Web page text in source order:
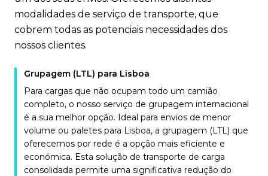
modalidades de serviço de transporte, que
cobrem todas as potenciais necessidades dos
nossos clientes.
Grupagem (LTL) para Lisboa
Para cargas que não ocupam todo um camião
completo, o nosso serviço de grupagem internacional
é a sua melhor opção. Ideal para envios de menor
volume ou paletes para Lisboa, a grupagem (LTL) que
oferecemos por rede é a opção mais eficiente e
económica. Esta solução de transporte de carga
consolidada permite uma significativa redução do